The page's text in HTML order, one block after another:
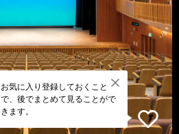
お気に入り登録しておくこと
で、後でまとめて見ることがで
きます。